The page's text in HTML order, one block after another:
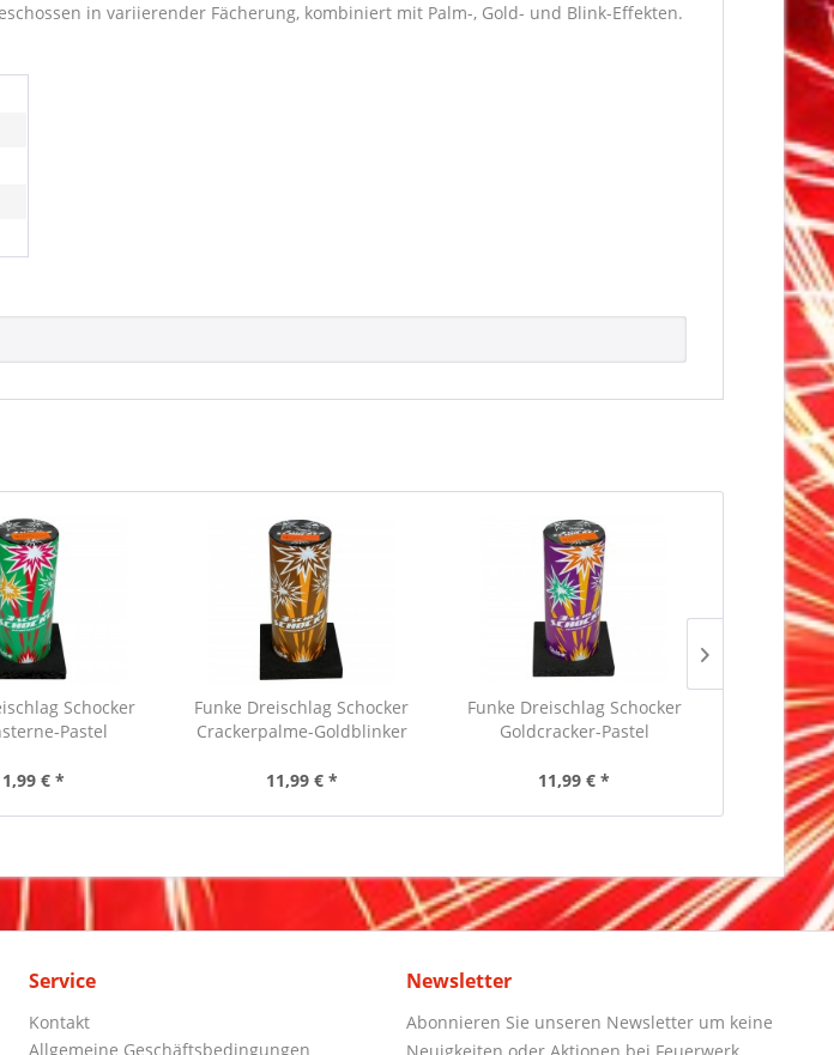
in variierender Fächerung, kombiniert mit Palm-, Gold- und Blink-Effekten.
Schocker
Pastel
€ *
Funke Dreischlag Schocker
Crackerpalme-Goldblinker
11,99 € *
Funke Dreischlag Schocker
Goldcracker-Pastel
11,99 € *
Funke
Service
Kontakt
Allgemeine Geschäftsbedingungen
Newsletter
Abonnieren Sie unseren Newsletter um keine